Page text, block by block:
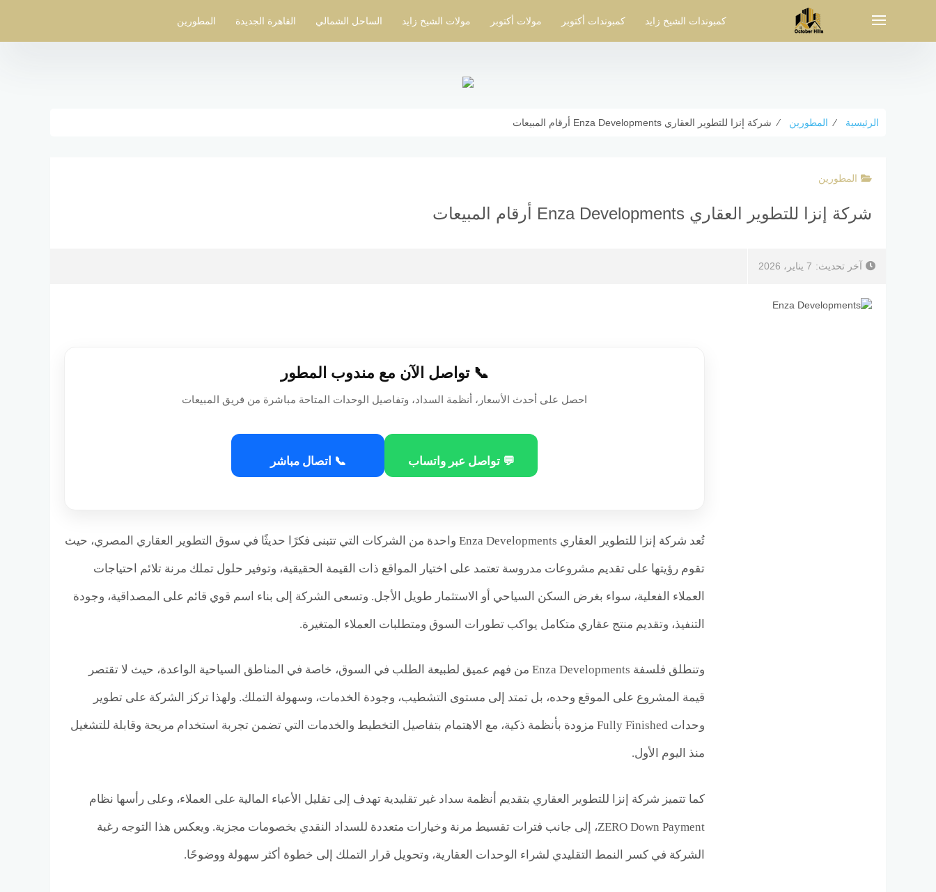
كمبوندات الشيخ زايد كمبوندات أكتوبر مولات أكتوبر مولات الشيخ زايد الساحل الشمالي القاهرة الجديدة المطورين
الرئيسية ⁄ المطورين ⁄ شركة إنزا للتطوير العقاري Enza Developments أرقام المبيعات
المطورين
شركة إنزا للتطوير العقاري Enza Developments أرقام المبيعات
آخر تحديث: 7 يناير، 2026
📞 تواصل الآن مع مندوب المطور
احصل على أحدث الأسعار، أنظمة السداد، وتفاصيل الوحدات المتاحة مباشرة من فريق المبيعات
💬 تواصل عبر واتساب 📞 اتصال مباشر
تُعد شركة إنزا للتطوير العقاري Enza Developments واحدة من الشركات التي تتبنى فكرًا حديثًا في سوق التطوير العقاري المصري، حيث
تقوم رؤيتها على تقديم مشروعات مدروسة تعتمد على اختيار المواقع ذات القيمة الحقيقية، وتوفير حلول تملك مرنة تلائم احتياجات
العملاء الفعلية، سواء بغرض السكن السياحي أو الاستثمار طويل الأجل. وتسعى الشركة إلى بناء اسم قوي قائم على المصداقية، وجودة
التنفيذ، وتقديم منتج عقاري متكامل يواكب تطورات السوق ومتطلبات العملاء المتغيرة.
وتنطلق فلسفة Enza Developments من فهم عميق لطبيعة الطلب في السوق، خاصة في المناطق السياحية الواعدة، حيث لا تقتصر
قيمة المشروع على الموقع وحده، بل تمتد إلى مستوى التشطيب، وجودة الخدمات، وسهولة التملك. ولهذا تركز الشركة على تطوير
وحدات Fully Finished مزودة بأنظمة ذكية، مع الاهتمام بتفاصيل التخطيط والخدمات التي تضمن تجربة استخدام مريحة وقابلة للتشغيل
منذ اليوم الأول.
كما تتميز شركة إنزا للتطوير العقاري بتقديم أنظمة سداد غير تقليدية تهدف إلى تقليل الأعباء المالية على العملاء، وعلى رأسها نظام
ZERO Down Payment، إلى جانب فترات تقسيط مرنة وخيارات متعددة للسداد النقدي بخصومات مجزية. ويعكس هذا التوجه رغبة
الشركة في كسر النمط التقليدي لشراء الوحدات العقارية، وتحويل قرار التملك إلى خطوة أكثر سهولة ووضوحًا.